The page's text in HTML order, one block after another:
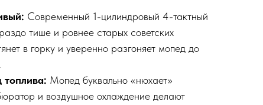
Современный 1-цилиндровый 4-тактный
тише и ровнее старых советских
в горку и уверенно разгоняет мопед до
.
топлива: Мопед буквально «нюхает»
и воздушное охлаждение делают